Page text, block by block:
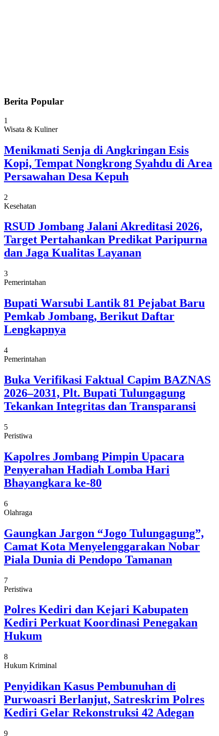
Berita Popular
1
Wisata & Kuliner
Menikmati Senja di Angkringan Esis
Kopi, Tempat Nongkrong Syahdu di Area
Persawahan Desa Kepuh
2
Kesehatan
RSUD Jombang Jalani Akreditasi 2026,
Target Pertahankan Predikat Paripurna
dan Jaga Kualitas Layanan
3
Pemerintahan
Bupati Warsubi Lantik 81 Pejabat Baru
Pemkab Jombang, Berikut Daftar
Lengkapnya
4
Pemerintahan
Buka Verifikasi Faktual Capim BAZNAS
2026–2031, Plt. Bupati Tulungagung
Tekankan Integritas dan Transparansi
5
Peristiwa
Kapolres Jombang Pimpin Upacara
Penyerahan Hadiah Lomba Hari
Bhayangkara ke-80
6
Olahraga
Gaungkan Jargon “Jogo Tulungagung”,
Camat Kota Menyelenggarakan Nobar
Piala Dunia di Pendopo Tamanan
7
Peristiwa
Polres Kediri dan Kejari Kabupaten
Kediri Perkuat Koordinasi Penegakan
Hukum
8
Hukum Kriminal
Penyidikan Kasus Pembunuhan di
Purwoasri Berlanjut, Satreskrim Polres
Kediri Gelar Rekonstruksi 42 Adegan
9